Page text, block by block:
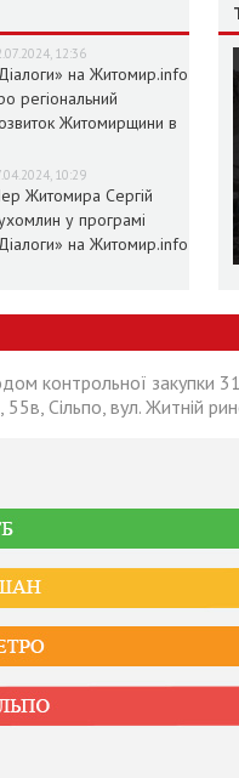
12:36
на Житомир.info
регіональний
Житомирщини в
10:29
Житомира Сергій
у програмі
на Житомир.info
контрольної закупки
Сільпо, вул. Житній